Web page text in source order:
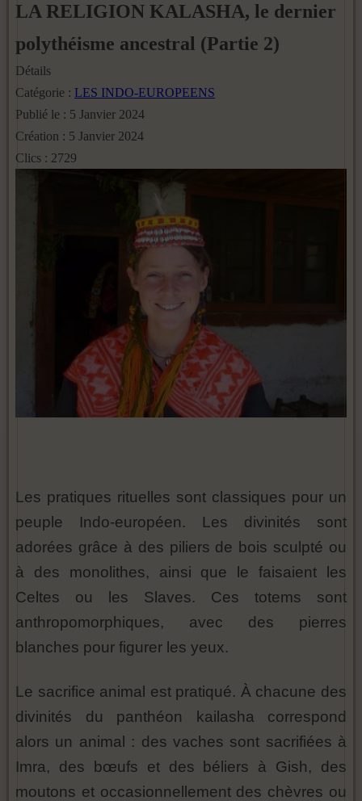
LA RELIGION KALASHA, le dernier
polythéisme ancestral (Partie 2)
Détails
Catégorie : LES INDO-EUROPEENS
Publié le : 5 Janvier 2024
Création : 5 Janvier 2024
Clics : 2729
Les pratiques rituelles sont classiques pour un
peuple Indo-européen. Les divinités sont
adorées grâce à des piliers de bois sculpté ou
à des monolithes, ainsi que le faisaient les
Celtes ou les Slaves. Ces totems sont
anthropomorphiques, avec des pierres
blanches pour figurer les yeux.
Le sacrifice animal est pratiqué. À chacune des
divinités du panthéon kailasha correspond
alors un animal : des vaches sont sacrifiées à
Imra, des bœufs et des béliers à Gish, des
moutons et occasionnellement des chèvres ou